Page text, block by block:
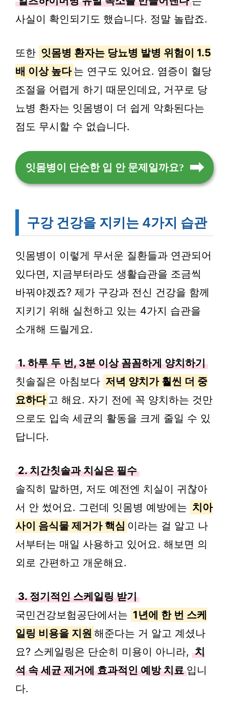
사실이 확인되기도 했습니다. 정말 놀랍죠.
또한 잇몸병 환자는 당뇨병 발병 위험이 1.5
배 이상 높다 는 연구도 있어요. 염증이 혈당
조절을 어렵게 하기 때문인데요, 거꾸로 당
뇨병 환자는 잇몸병이 더 쉽게 악화된다는
점도 무시할 수 없습니다.
잇몸병이 단순한 입 안 문제일까요?
구강 건강을 지키는 4가지 습관
잇몸병이 이렇게 무서운 질환들과 연관되어
있다면, 지금부터라도 생활습관을 조금씩
바꿔야겠죠? 제가 구강과 전신 건강을 함께
지키기 위해 실천하고 있는 4가지 습관을
소개해 드릴게요.
1. 하루 두 번, 3분 이상 꼼꼼하게 양치하기
칫솔질은 아침보다 저녁 양치가 훨씬 더 중
요하다 고 해요. 자기 전에 꼭 양치하는 것만
으로도 입속 세균의 활동을 크게 줄일 수 있
답니다.
2. 치간칫솔과 치실은 필수
솔직히 말하면, 저도 예전엔 치실이 귀찮아
서 안 썼어요. 그런데 잇몸병 예방에는 치아
사이 음식물 제거가 핵심 이라는 걸 알고 나
서부터는 매일 사용하고 있어요. 해보면 의
외로 간편하고 개운해요.
3. 정기적인 스케일링 받기
국민건강보험공단에서는 1년에 한 번 스케
일링 비용을 지원 해준다는 거 알고 계셨나
요? 스케일링은 단순히 미용이 아니라, 치
석 속 세균 제거에 효과적인 예방 치료 입니
다.